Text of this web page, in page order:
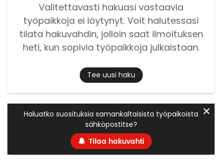
Valitettavasti hakuasi vastaavia
työpaikkoja ei löytynyt. Voit halutessasi
tilata hakuvahdin, jolloin saat ilmoituksen
heti, kun sopivia työpaikkoja julkaistaan.
Tee uusi haku
Haluatko suosituksia samankaltaisista työpaikoista
sähköpostitse?
Tilaa hakuvahti
✕